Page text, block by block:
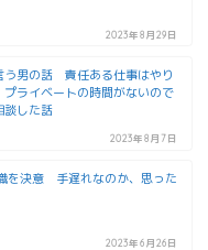
2023年8月29日
う男の話 責任ある仕事はやり
ライベートの時間がないので
談した話
2023年8月7日
を決意 手遅れなのか、思った
2023年6月26日